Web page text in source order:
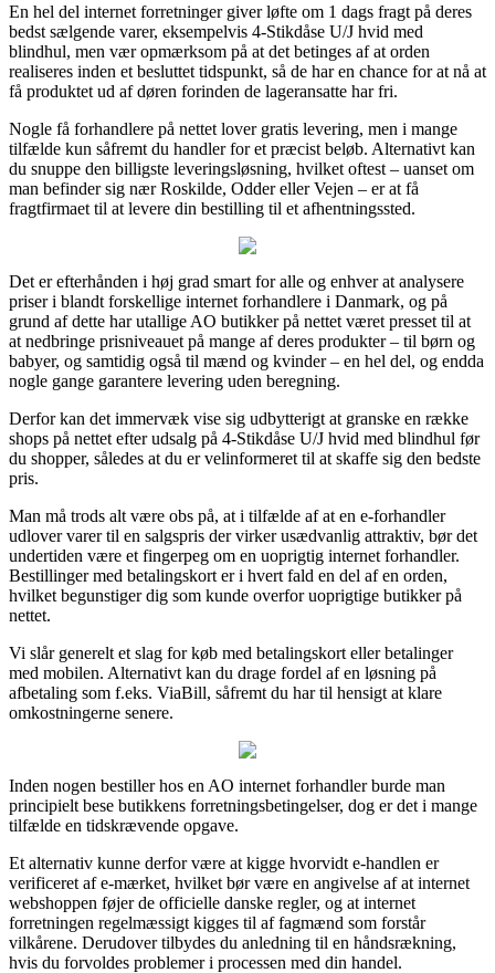
En hel del internet forretninger giver løfte om 1 dags fragt på deres
bedst sælgende varer, eksempelvis 4-Stikdåse U/J hvid med
blindhul, men vær opmærksom på at det betinges af at orden
realiseres inden et besluttet tidspunkt, så de har en chance for at nå at
få produktet ud af døren forinden de lageransatte har fri.
Nogle få forhandlere på nettet lover gratis levering, men i mange
tilfælde kun såfremt du handler for et præcist beløb. Alternativt kan
du snuppe den billigste leveringsløsning, hvilket oftest – uanset om
man befinder sig nær Roskilde, Odder eller Vejen – er at få
fragtfirmaet til at levere din bestilling til et afhentningssted.
Det er efterhånden i høj grad smart for alle og enhver at analysere
priser i blandt forskellige internet forhandlere i Danmark, og på
grund af dette har utallige AO butikker på nettet været presset til at
at nedbringe prisniveauet på mange af deres produkter – til børn og
babyer, og samtidig også til mænd og kvinder – en hel del, og endda
nogle gange garantere levering uden beregning.
Derfor kan det immervæk vise sig udbytterigt at granske en række
shops på nettet efter udsalg på 4-Stikdåse U/J hvid med blindhul før
du shopper, således at du er velinformeret til at skaffe sig den bedste
pris.
Man må trods alt være obs på, at i tilfælde af at en e-forhandler
udlover varer til en salgspris der virker usædvanlig attraktiv, bør det
undertiden være et fingerpeg om en uoprigtig internet forhandler.
Bestillinger med betalingskort er i hvert fald en del af en orden,
hvilket begunstiger dig som kunde overfor uoprigtige butikker på
nettet.
Vi slår generelt et slag for køb med betalingskort eller betalinger
med mobilen. Alternativt kan du drage fordel af en løsning på
afbetaling som f.eks. ViaBill, såfremt du har til hensigt at klare
omkostningerne senere.
Inden nogen bestiller hos en AO internet forhandler burde man
principielt bese butikkens forretningsbetingelser, dog er det i mange
tilfælde en tidskrævende opgave.
Et alternativ kunne derfor være at kigge hvorvidt e-handlen er
verificeret af e-mærket, hvilket bør være en angivelse af at internet
webshoppen føjer de officielle danske regler, og at internet
forretningen regelmæssigt kigges til af fagmænd som forstår
vilkårene. Derudover tilbydes du anledning til en håndsrækning,
hvis du forvoldes problemer i processen med din handel.